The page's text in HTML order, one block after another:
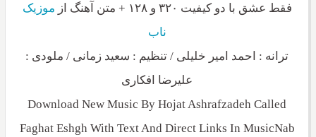
فقط عشق با دو کیفیت ۳۲۰ و ۱۲۸ + متن آهنگ از
موزیک
ناب
ترانه : احمد امیر خلیلی / تنظیم : سعید زمانی / ملودی :
علیرضا افکاری
Download New Music By Hojat Ashrafzadeh Called
Faghat Eshgh With Text And Direct Links In MusicNab